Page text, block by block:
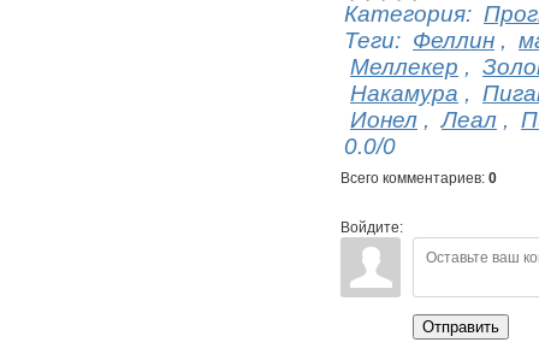
Категория:
Теги: Феллин ,
Меллекер ,
Накамура ,
Ионел , Леал ,
0.0/0
Всего комментариев: 0
Войдите:
Отправить